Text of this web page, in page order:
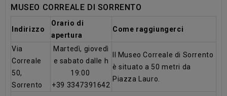
MUSEO CORREALE DI SORRENTO
Indirizzo
Orario di
apertura
Come raggiungerci
Via
Correale
50,
Sorrento
Martedì, giovedì
e sabato dalle h
19:00
+39 3347391642
Il Museo Correale di Sorrento
è situato a 50 metri da
Piazza Lauro.